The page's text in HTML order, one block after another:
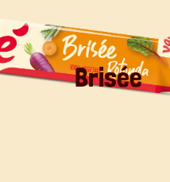
d’accordo
e chi
golosità.Brisée